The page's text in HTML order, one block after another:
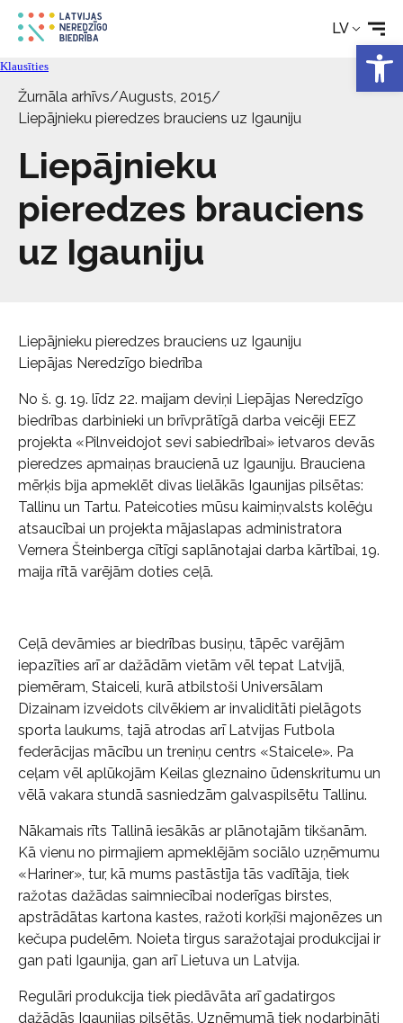
LV
Par biedrību
Kontakti
Klausīties
Žurnāla arhīvs/Augusts, 2015/
Liepājnieku pieredzes brauciens uz Igauniju
Liepājnieku
pieredzes brauciens
uz Igauniju
Liepājnieku pieredzes brauciens uz Igauniju
Liepājas Neredzīgo biedrība
No š. g. 19. līdz 22. maijam deviņi Liepājas Neredzīgo
biedrības darbinieki un brīvprātīgā darba veicēji EEZ
projekta «Pilnveidojot sevi sabiedrībai» ietvaros devās
pieredzes apmaiņas braucienā uz Igauniju. Brauciena
mērķis bija apmeklēt divas lielākās Igaunijas pilsētas:
Tallinu un Tartu. Pateicoties mūsu kaimiņvalsts kolēģu
atsaucībai un projekta mājaslapas administratora
Vernera Šteinberga cītīgi saplānotajai darba kārtībai, 19.
maija rītā varējām doties ceļā.
Ceļā devāmies ar biedrības busiņu, tāpēc varējām
iepazīties arī ar dažādām vietām vēl tepat Latvijā,
piemēram, Staiceli, kurā atbilstoši Universālam
Dizainam izveidots cilvēkiem ar invaliditāti pielāgots
sporta laukums, tajā atrodas arī Latvijas Futbola
federācijas mācību un treniņu centrs «Staicele». Pa
ceļam vēl aplūkojām Keilas gleznaino ūdenskritumu un
vēlā vakara stundā sasniedzām galvaspilsētu Tallinu.
Nākamais rīts Tallinā iesākās ar plānotajām tikšanām.
Kā vienu no pirmajiem apmeklējām sociālo uzņēmumu
«Hariner», tur, kā mums pastāstīja tās vadītāja, tiek
ražotas dažādas saimniecībai noderīgas birstes,
apstrādātas kartona kastes, ražoti korķīši majonēzes un
kečupa pudelēm. Noieta tirgus saražotajai produkcijai ir
gan pati Igaunija, gan arī Lietuva un Latvija.
Regulāri produkcija tiek piedāvāta arī gadatirgos
dažādās Igaunijas pilsētās. Uzņēmumā tiek nodarbināti